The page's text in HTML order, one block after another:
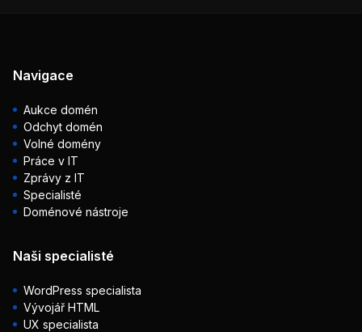
Navigace
Aukce domén
Odchyt domén
Volné domény
Práce v IT
Zprávy z IT
Specialisté
Doménové nástroje
Naši specialisté
WordPress specialista
Vývojář HTML
UX specialista